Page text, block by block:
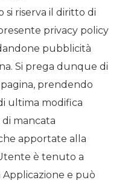
riserva il diritto di
privacy policy
pubblicità
Si prega dunque di
prendendo
ultima modifica
di mancata
apportate alla
è tenuto a
Applicazione e può